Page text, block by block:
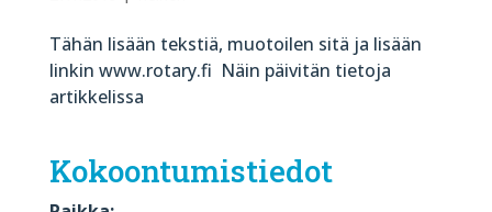
Tähän lisään tekstiä, muotoilen sitä ja lisään
linkin www.rotary.fi Näin päivitän tietoja
artikkelissa
Kokoontumistiedot